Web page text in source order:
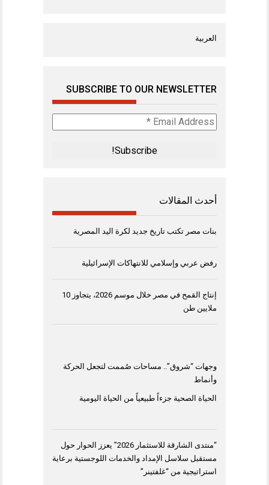
العربية
SUBSCRIBE TO OUR NEWSLETTER
Email
Address
أحدث المقالات
بنات مصر تكتب تاريخ جديد لكرة اليد المصرية
رفض عربي وإسلامي للانتهاكات الإسرائيلية
إنتاج القمح في مصر خلال موسم 2026، يتجاوز 10
ملايين طن
وجهات “شروق”.. مساحات صُممت لتجعل الحركة
وأنماط
الحياة الصحية جزءاً طبيعياً من الحياة اليومية
“منتدى الشارقة للاستثمار 2026” يعزز الحوار حول
مستقبل سلاسل الإمداد والخدمات اللوجستية برعاية
استراتيجية من “غلفتينر”